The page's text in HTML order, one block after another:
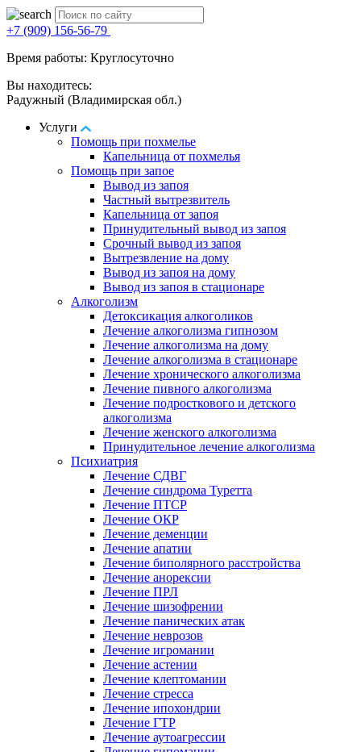
+7 (909) 156-56-79
Время работы: Круглосуточно
Вы находитесь:
Радужный (Владимирская обл.)
Услуги
Помощь при похмелье
Капельница от похмелья
Помощь при запое
Вывод из запоя
Частный вытрезвитель
Капельница от запоя
Принудительный вывод из запоя
Срочный вывод из запоя
Вытрезвление на дому
Вывод из запоя на дому
Вывод из запоя в стационаре
Алкоголизм
Детоксикация алкоголиков
Лечение алкоголизма гипнозом
Лечение алкоголизма на дому
Лечение алкоголизма в стационаре
Лечение хронического алкоголизма
Лечение пивного алкоголизма
Лечение подросткового и детского
алкоголизма
Лечение женского алкоголизма
Принудительное лечение алкоголизма
Психиатрия
Лечение СДВГ
Лечение синдрома Туретта
Лечение ПТСР
Лечение ОКР
Лечение деменции
Лечение апатии
Лечение биполярного расстройства
Лечение анорексии
Лечение ПРЛ
Лечение шизофрении
Лечение панических атак
Лечение неврозов
Лечение игромании
Лечение астении
Лечение клептомании
Лечение стресса
Лечение ипохондрии
Лечение ГТР
Лечение аутоагрессии